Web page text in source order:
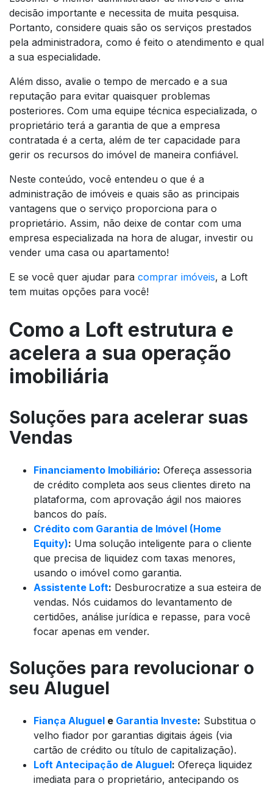
decisão importante e necessita de muita pesquisa.
Portanto, considere quais são os serviços prestados
pela administradora, como é feito o atendimento e qual
a sua especialidade.
Além disso, avalie o tempo de mercado e a sua
reputação para evitar quaisquer problemas
posteriores. Com uma equipe técnica especializada, o
proprietário terá a garantia de que a empresa
contratada é a certa, além de ter capacidade para
gerir os recursos do imóvel de maneira confiável.
Neste conteúdo, você entendeu o que é a
administração de imóveis e quais são as principais
vantagens que o serviço proporciona para o
proprietário. Assim, não deixe de contar com uma
empresa especializada na hora de alugar, investir ou
vender uma casa ou apartamento!
E se você quer ajudar para comprar imóveis, a Loft
tem muitas opções para você!
Como a Loft estrutura e
acelera a sua operação
imobiliária
Soluções para acelerar suas
Vendas
Financiamento Imobiliário: Ofereça assessoria
de crédito completa aos seus clientes direto na
plataforma, com aprovação ágil nos maiores
bancos do país.
Crédito com Garantia de Imóvel (Home
Equity): Uma solução inteligente para o cliente
que precisa de liquidez com taxas menores,
usando o imóvel como garantia.
Assistente Loft: Desburocratize a sua esteira de
vendas. Nós cuidamos do levantamento de
certidões, análise jurídica e repasse, para você
focar apenas em vender.
Soluções para revolucionar o
seu Aluguel
Fiança Aluguel e Garantia Investe: Substitua o
velho fiador por garantias digitais ágeis (via
cartão de crédito ou título de capitalização).
Loft Antecipação de Aluguel: Ofereça liquidez
imediata para o proprietário, antecipando os